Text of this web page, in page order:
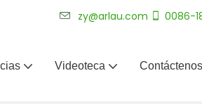
zy@arlau.com 0086-
Videoteca Contáctenos